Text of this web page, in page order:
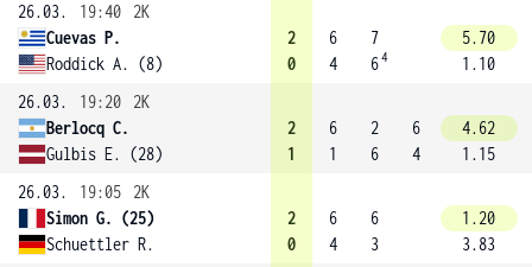
26.03.
19:40
2K
Cuevas P.
Roddick A. (8)
2
0
6
4
7
64
5.70
1.10
26.03.
19:20
2K
Berlocq C.
Gulbis E. (28)
2
1
6
1
2
6
6
4
4.62
1.15
26.03.
19:05
2K
Simon G. (25)
Schuettler R.
2
0
6
4
6
3
1.20
3.83